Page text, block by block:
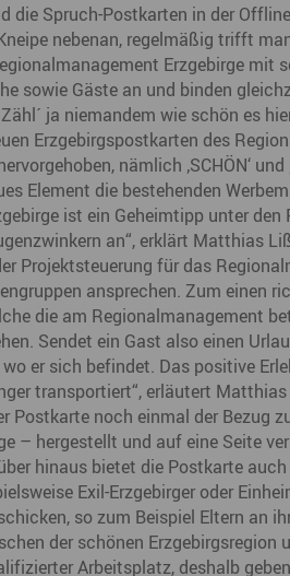
Regionalmarketing
Marke ERZGEBIRGE
Strategie Erzgebirge
Touristische
Wanderwege
Loipennetz
die Spruch-Postkarten in der
nebenan, regelmäßig trifft
Erzgebirge mit
sowie Gäste an und binden
ja niemandem wie schön es
Erzgebirgspostkarten des
nämlich ‚SCHÖN‘ und
Element die bestehenden
ist ein Geheimtipp unter
an“, erklärt Matthias
Projektsteuerung für das
ansprechen. Zum einen
die am Regionalmanagement
Sendet ein Gast also einen
er sich befindet. Das positive
transportiert“, erläutert
Postkarte noch einmal der Bezug
– hergestellt und auf eine Seite
hinaus bietet die Postkarte
Exil-Erzgebirger oder
so zum Beispiel Eltern an
der schönen Erzgebirgsregion
Arbeitsplatz, deshalb